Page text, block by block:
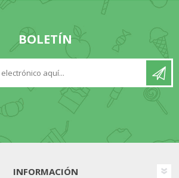
BOLETÍN
INFORMACIÓN